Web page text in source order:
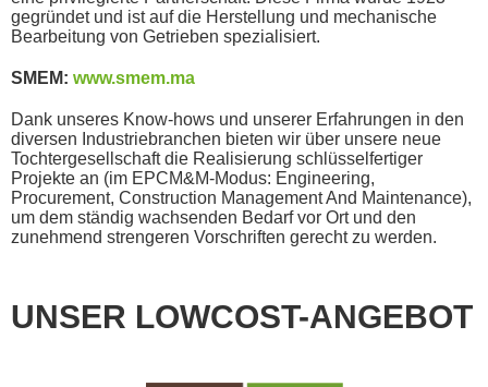
gegründet und ist auf die Herstellung und mechanische
Bearbeitung von Getrieben spezialisiert.
SMEM: www.smem.ma
Dank unseres Know-hows und unserer Erfahrungen in den
diversen Industriebranchen bieten wir über unsere neue
Tochtergesellschaft die Realisierung schlüsselfertiger
Projekte an (im EPCM&M-Modus: Engineering,
Procurement, Construction Management And Maintenance),
um dem ständig wachsenden Bedarf vor Ort und den
zunehmend strengeren Vorschriften gerecht zu werden.
UNSER LOWCOST-ANGEBOT